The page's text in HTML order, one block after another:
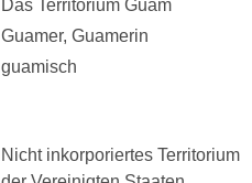
Das Territorium Guam
Guamer, Guamerin
guamisch
Nicht inkorporiertes Territorium